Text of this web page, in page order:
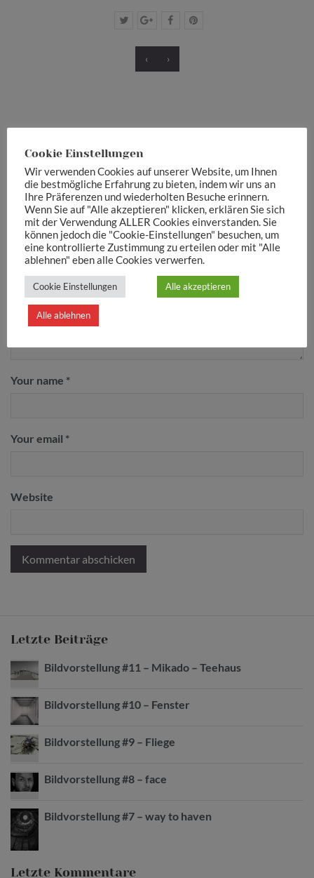
‹ ›
Schreibe einen Kommentar
Deine E-Mail-Adresse wird nicht veröffentlicht. Erforderliche
Felder sind mit markiert
Your message
Your name *
Your email *
Website
Letzte Beiträge
Bildvorstellung #11 – Mikado – Teehaus
Bildvorstellung #10 – Fenster
Bildvorstellung #9 – Fliege
Bildvorstellung #8 – face
Bildvorstellung #7 – way to haven
Letzte Kommentare
Cookie Einstellungen
Wir verwenden Cookies auf unserer Website, um Ihnen
die bestmögliche Erfahrung zu bieten, indem wir uns an
Ihre Präferenzen und wiederholten Besuche erinnern.
Wenn Sie auf "Alle akzeptieren" klicken, erklären Sie sich
mit der Verwendung ALLER Cookies einverstanden. Sie
können jedoch die "Cookie-Einstellungen" besuchen, um
eine kontrollierte Zustimmung zu erteilen oder mit "Alle
ablehnen" eben alle Cookies verwerfen.
Cookie Einstellungen Alle akzeptieren
Alle ablehnen